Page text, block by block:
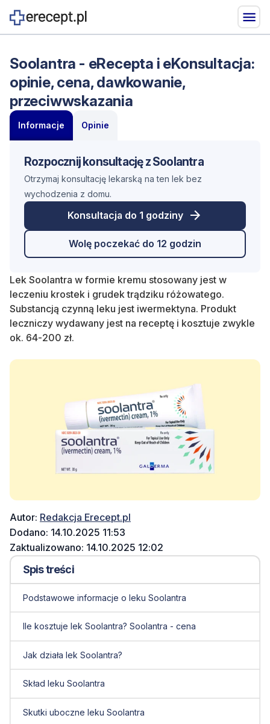
Soolantra - eRecepta i eKonsultacja:
opinie, cena, dawkowanie,
przeciwwskazania
Informacje Opinie
Rozpocznij konsultację z Soolantra
Otrzymaj konsultację lekarską na ten lek bez
wychodzenia z domu.
Konsultacja do 1 godziny
Wolę poczekać do 12 godzin
Lek Soolantra w formie kremu stosowany jest w
leczeniu krostek i grudek trądziku różowatego.
Substancją czynną leku jest iwermektyna. Produkt
leczniczy wydawany jest na receptę i kosztuje zwykle
ok. 64-200 zł.
Autor: Redakcja Erecept.pl
Dodano: 14.10.2025 11:53
Zaktualizowano: 14.10.2025 12:02
Spis treści
Podstawowe informacje o leku Soolantra
Ile kosztuje lek Soolantra? Soolantra - cena
Jak działa lek Soolantra?
Skład leku Soolantra
Skutki uboczne leku Soolantra